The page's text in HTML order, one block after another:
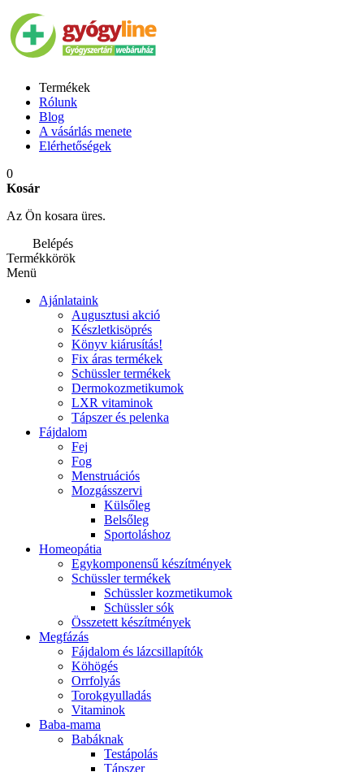
Termékek
Rólunk
Blog
A vásárlás menete
Elérhetőségek
0
Kosár
Az Ön kosara üres.
Belépés
Termékkörök
Menü
Ajánlataink
Augusztusi akció
Készletkisöprés
Könyv kiárusítás!
Fix áras termékek
Schüssler termékek
Dermokozmetikumok
LXR vitaminok
Tápszer és pelenka
Fájdalom
Fej
Fog
Menstruációs
Mozgásszervi
Külsőleg
Belsőleg
Sportoláshoz
Homeopátia
Egykomponensű készítmények
Schüssler termékek
Schüssler kozmetikumok
Schüssler sók
Összetett készítmények
Megfázás
Fájdalom és lázcsillapítók
Köhögés
Orrfolyás
Torokgyulladás
Vitaminok
Baba-mama
Babáknak
Testápolás
Tápszer